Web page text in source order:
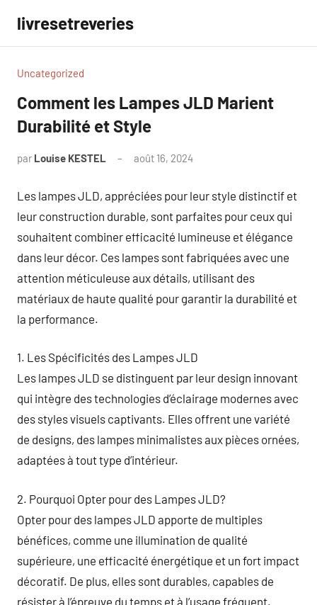
contenu
livresetreveries
Uncategorized
Comment les Lampes JLD Marient
Durabilité et Style
par Louise KESTEL août 16, 2024
Les lampes JLD, appréciées pour leur style distinctif et
leur construction durable, sont parfaites pour ceux qui
souhaitent combiner efficacité lumineuse et élégance
dans leur décor. Ces lampes sont fabriquées avec une
attention méticuleuse aux détails, utilisant des
matériaux de haute qualité pour garantir la durabilité et
la performance.
1. Les Spécificités des Lampes JLD
Les lampes JLD se distinguent par leur design innovant
qui intègre des technologies d’éclairage modernes avec
des styles visuels captivants. Elles offrent une variété
de designs, des lampes minimalistes aux pièces ornées,
adaptées à tout type d’intérieur.
2. Pourquoi Opter pour des Lampes JLD?
Opter pour des lampes JLD apporte de multiples
bénéfices, comme une illumination de qualité
supérieure, une efficacité énergétique et un fort impact
décoratif. De plus, elles sont durables, capables de
résister à l’épreuve du temps et à l’usage fréquent.